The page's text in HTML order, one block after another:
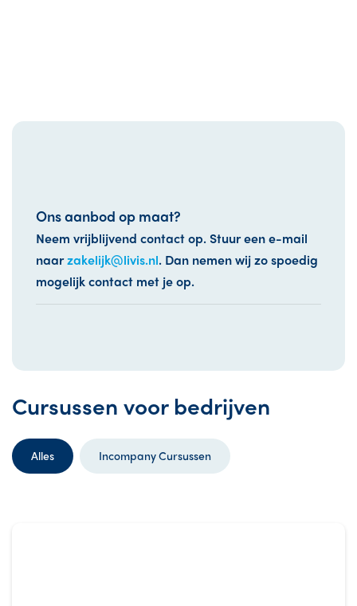
Ons aanbod op maat?
Neem vrijblijvend contact op. Stuur een e-mail
naarzakelijk@livis.nl. Dan nemen wij zo spoedig
mogelijk contact met je op.
Cursussen voor bedrijven
Alles Incompany Cursussen